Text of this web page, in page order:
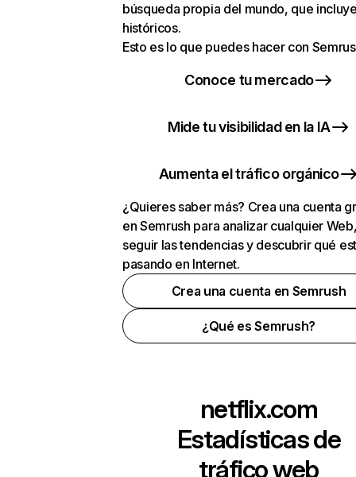
búsqueda propia del mundo, que
históricos.
Esto es lo que puedes hacer con
Conoce tu mercado
Mide tu visibilidad en la IA
Aumenta el tráfico orgánico
¿Quieres saber más? Crea una cuenta
en Semrush para analizar cualquier
seguir las tendencias y descubrir qué
pasando en Internet.
Crea una cuenta en Semrush
¿Qué es Semrush?
netflix.com
Estadísticas de
tráfico web